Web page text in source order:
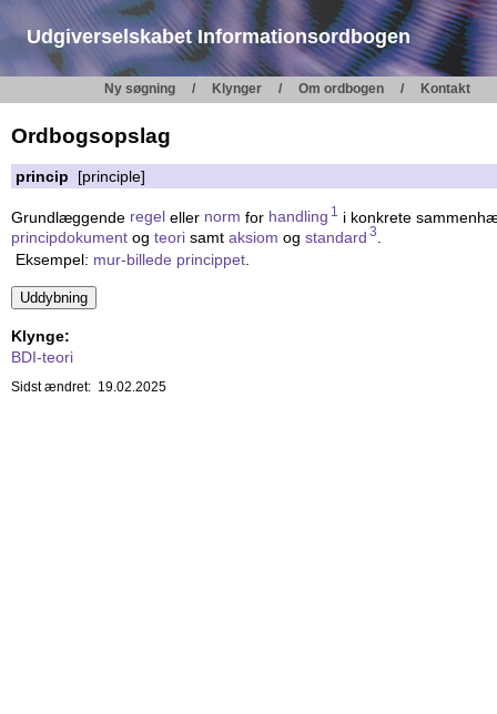
Udgiverselskabet Informationsordbogen
Ny søgning Klynger Om ordbogen Kontakt
Ordbogsopslag
princip [principle]
Grundlæggende regel eller norm for handling 1
i konkrete
principdokument og teori samt aksiom og standard 3.
Eksempel: mur-billede princippet.
Klynge:
BDI-teori
Sidst ændret: 19.02.2025